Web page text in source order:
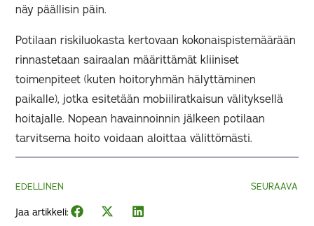
näy päällisin päin.
Potilaan riskiluokasta kertovaan kokonaispistemäärään
rinnastetaan sairaalan määrittämät kliiniset
toimenpiteet (kuten hoitoryhmän hälyttäminen
paikalle), jotka esitetään mobiiliratkaisun välityksellä
hoitajalle. Nopean havainnoinnin jälkeen potilaan
tarvitsema hoito voidaan aloittaa välittömästi.
EDELLINEN SEURAAVA
Jaa artikkeli: